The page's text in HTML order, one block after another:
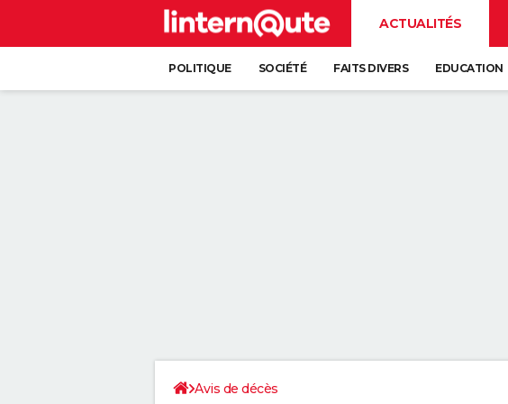
ACTUALITÉS
POLITIQUE SOCIÉTÉ FAITS DIVERS EDUCATION
Avis de décès